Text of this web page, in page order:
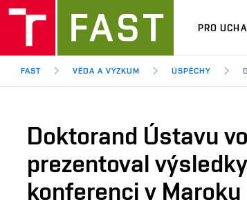
PRO
FAST VĚDA A VÝZKUM ÚSPĚCHY
Doktorand Ústavu
prezentoval
konferenci v Maroku